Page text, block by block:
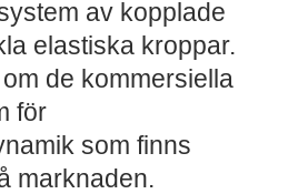
av kopplade
elastiska kroppar.
de kommersiella
för
som finns
marknaden.